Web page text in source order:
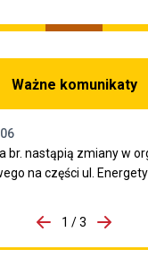
Ważne komunikaty
br. nastąpią zmiany w
na części ul.
1 / 3